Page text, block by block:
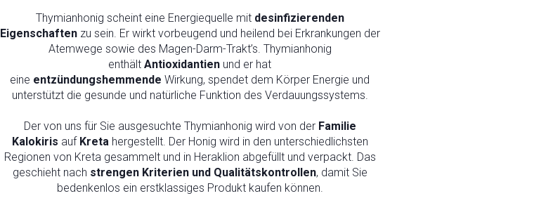
Thymianhonig scheint eine Energiequelle mit desinfizierenden
Eigenschaftenzu sein. Er wirkt vorbeugend und heilend bei Erkrankungen der
Atemwege sowie des Magen-Darm-Trakt’s. Thymianhonig
enthält Antioxidantien und er hat
eine entzündungshemmende Wirkung, spendet dem Körper Energie und
unterstützt die gesunde und natürliche Funktion des Verdauungssystems.
Der von uns für Sie ausgesuchte Thymianhonig wird von der Familie
Kalokiris auf Kretahergestellt. Der Honig wird in den unterschiedlichsten
Regionen von Kreta gesammelt und in Heraklion abgefüllt und verpackt. Das
geschieht nach strengen Kriterien und Qualitätskontrollen, damit Sie
bedenkenlos ein erstklassiges Produkt kaufen können.